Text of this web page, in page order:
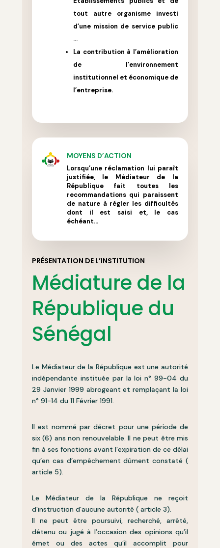
tout autre organisme investi
d’une mission de service public
…
La contribution à l’amélioration
de l’environnement
institutionnel et économique de
l’entreprise.
MOYENS D’ACTION
Lorsqu’une réclamation lui paraît
justifiée, le Médiateur de la
République fait toutes les
recommandations qui paraissent
de nature à régler les difficultés
dont il est saisi et, le cas
échéant…
PRÉSENTATION DE L’INSTITUTION
Médiature de la
République du
Sénégal
Le Médiateur de la République est une autorité
indépendante instituée par la loi n° 99-04 du
29 Janvier 1999 abrogeant et remplaçant la loi
n° 91-14 du 11 Février 1991.
Il est nommé par décret pour une période de
six (6) ans non renouvelable. Il ne peut être mis
fin à ses fonctions avant l’expiration de ce délai
qu’en cas d’empêchement dûment constaté (
article 5).
Le Médiateur de la République ne reçoit
d’instruction d’aucune autorité ( article 3).
Il ne peut être poursuivi, recherché, arrêté,
détenu ou jugé à l’occasion des opinions qu’il
émet ou des actes qu’il accomplit pour